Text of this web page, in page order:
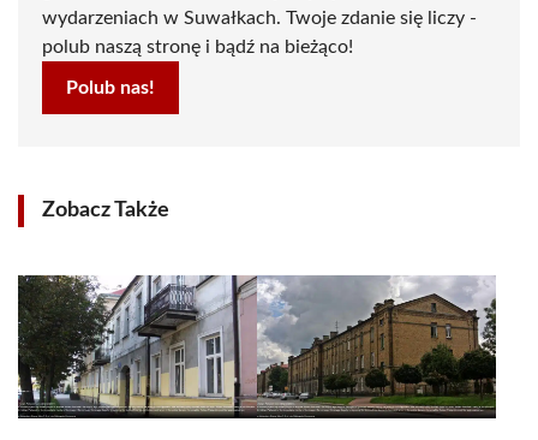
wydarzeniach w Suwałkach. Twoje zdanie się liczy -
polub naszą stronę i bądź na bieżąco!
Polub nas!
Zobacz Także